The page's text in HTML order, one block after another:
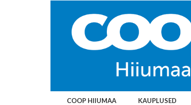
COOP HIIUMAA KAUPLUSED